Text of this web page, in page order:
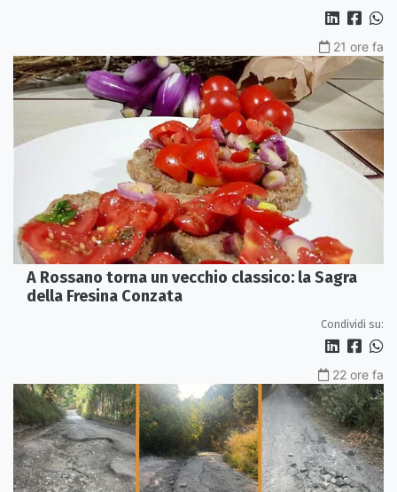
21 ore fa
A Rossano torna un vecchio classico: la Sagra
della Fresina Conzata
Condividi su:
22 ore fa